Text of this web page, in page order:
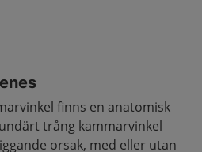
finns en anatomisk
trång kammarvinkel
orsak, med eller utan